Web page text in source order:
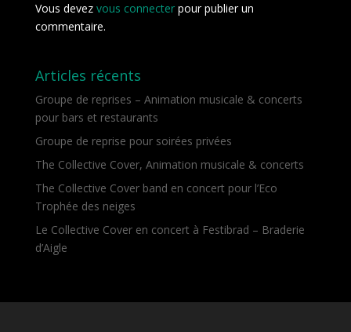
Vous devez vous connecterpour publier un
commentaire.
Articles récents
Groupe de reprises – Animation musicale & concerts
pour bars et restaurants
Groupe de reprise pour soirées privées
The Collective Cover, Animation musicale & concerts
The Collective Cover band en concert pour l’Eco
Trophée des neiges
Le Collective Cover en concert à Festibrad – Braderie
d’Aigle